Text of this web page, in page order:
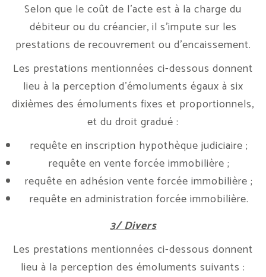
Selon que le coût de l’acte est à la charge du
débiteur ou du créancier, il s’impute sur les
prestations de recouvrement ou d’encaissement.
Les prestations mentionnées ci-dessous donnent
lieu à la perception d’émoluments égaux à six
dixièmes des émoluments fixes et proportionnels,
et du droit gradué :
requête en inscription hypothèque judiciaire ;
requête en vente forcée immobilière ;
requête en adhésion vente forcée immobilière ;
requête en administration forcée immobilière.
3/ Divers
Les prestations mentionnées ci-dessous donnent
lieu à la perception des émoluments suivants :